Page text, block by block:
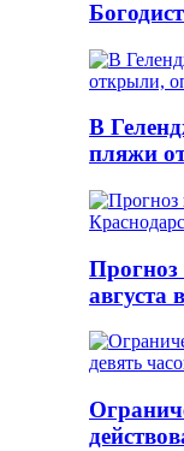
В
пляжи
Прогноз
августа